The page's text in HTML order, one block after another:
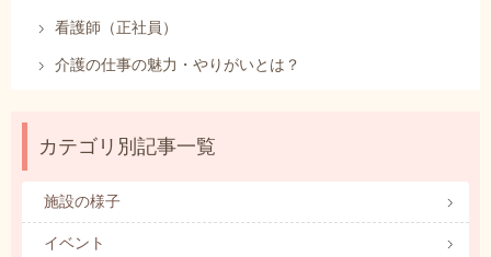
看護師（正社員）
介護の仕事の魅力・やりがいとは？
カテゴリ別記事一覧
施設の様子
イベント